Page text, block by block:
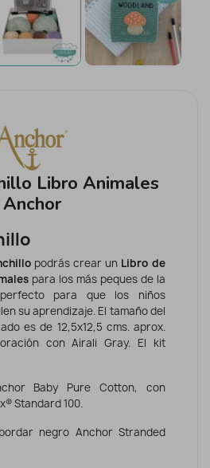
Libro Animales
Anchor
podrás crear un Libro de
para los más peques de la
para que los niños
su aprendizaje. El tamaño del
es de 12,5x12,5 cms. aprox.
con Airali Gray. El kit
Baby Pure Cotton, con
Standard 100.
negro Anchor Stranded